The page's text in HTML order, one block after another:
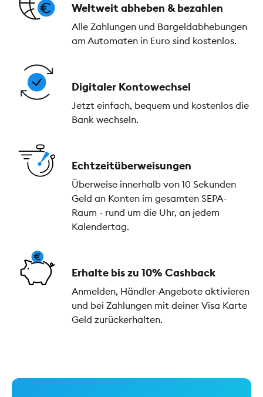
Weltweit abheben & bezahlen
Alle Zahlungen und Bargeldabhebungen
am Automaten in Euro sind kostenlos.
Digitaler Kontowechsel
Jetzt einfach, bequem und kostenlos die
Bank wechseln.
Echtzeitüberweisungen
Überweise innerhalb von 10 Sekunden
Geld an Konten im gesamten SEPA-
Raum - rund um die Uhr, an jedem
Kalendertag.
Erhalte bis zu 10% Cashback
Anmelden, Händler-Angebote aktivieren
und bei Zahlungen mit deiner Visa Karte
Geld zurückerhalten.